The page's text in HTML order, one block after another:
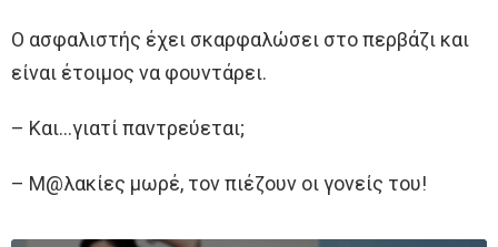
Ο ασφαλιστής έχει σκαρφαλώσει στο περβάζι και
είναι έτοιμος να φουντάρει.
– Και…γιατί παντρεύεται;
– Μ@λακίες μωρέ, τον πιέζουν οι γονείς του!